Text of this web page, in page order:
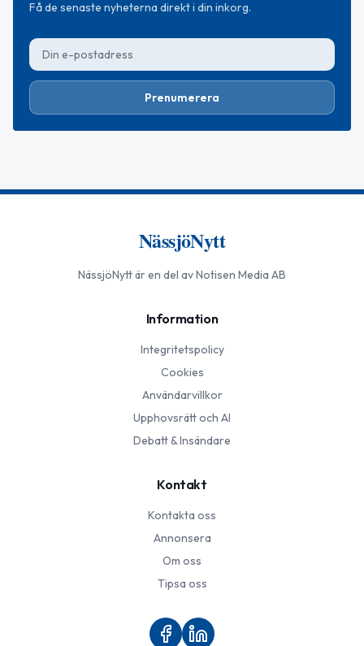
Få de senaste nyheterna direkt i din inkorg.
Prenumerera
NässjöNytt
NässjöNyttär en del av Notisen Media AB
Information
Integritetspolicy
Cookies
Användarvillkor
Upphovsrätt och AI
Debatt & Insändare
Kontakt
Kontakta oss
Annonsera
Om oss
Tipsa oss